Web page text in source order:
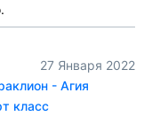
27 Января 2022
- Агия
класс